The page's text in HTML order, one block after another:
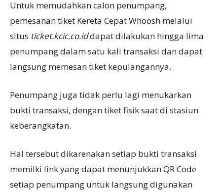
Untuk memudahkan calon penumpang,
pemesanan tiket Kereta Cepat Whoosh melalui
situs ticket.kcic.co.iddapat dilakukan hingga lima
penumpang dalam satu kali transaksi dan dapat
langsung memesan tiket kepulangannya.
Penumpang juga tidak perlu lagi menukarkan
bukti transaksi, dengan tiket fisik saat di stasiun
keberangkatan.
Hal tersebut dikarenakan setiap bukti transaksi
memilki link yang dapat menunjukkan QR Code
setiap penumpang untuk langsung digunakan